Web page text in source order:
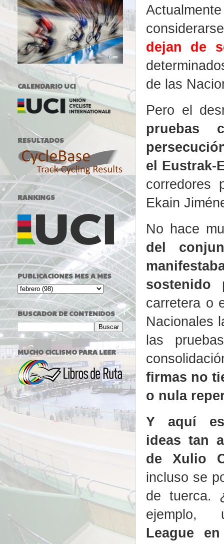
dejan de
de las
Pero el
pruebas
el Eustrak-
corredores
Ekain
No hace
del
sostenido
carretera o
Nacionales
las
firmas no
o nula
Y aquí
ideas tan
de Xulio
incluso se
de tuerca.
League
CALENDARIO UCI
RESULTADOS
RANKINGS
PUBLICACIONES MES A MES
BUSCADOR DE CONTENIDOS
MUCHO CICLISMO PARA LEER